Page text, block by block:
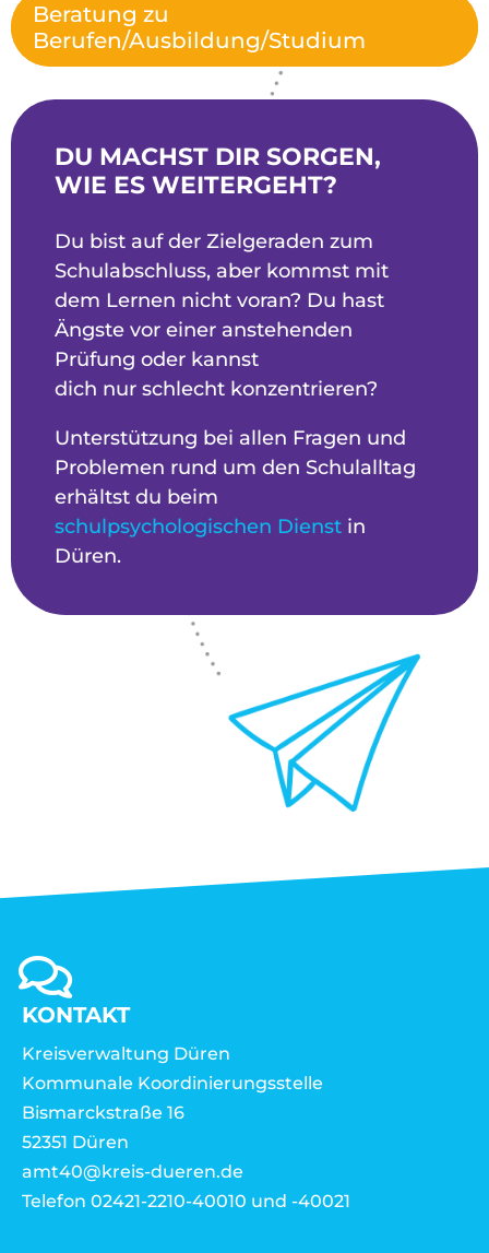
Beratung zu
Berufen/Ausbildung/Studium
DU MACHST DIR SORGEN,
WIE ES WEITERGEHT?
Du bist auf der Zielgeraden zum
Schulabschluss, aber kommst mit
dem Lernen nicht voran? Du hast
Ängste vor einer anstehenden
Prüfung oder kannst
dich nur schlecht konzentrieren?
Unterstützung bei allen Fragen und
Problemen rund um den Schulalltag
erhältst du beim
schulpsychologischen Dienst in
Düren.
KONTAKT
Kreisverwaltung Düren
Kommunale Koordinierungsstelle
Bismarckstraße 16
52351 Düren
amt40@kreis-dueren.de
Telefon 02421-2210-40010 und -40021